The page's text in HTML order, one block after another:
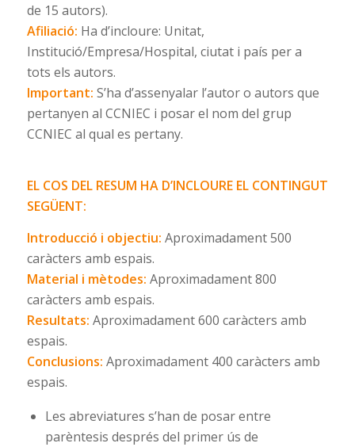
de 15 autors).
Afiliació: Ha d’incloure: Unitat,
Institució/Empresa/Hospital, ciutat i país per a
tots els autors.
Important: S’ha d’assenyalar l’autor o autors que
pertanyen al CCNIEC i posar el nom del grup
CCNIEC al qual es pertany.
EL COS DEL RESUM HA D’INCLOURE EL CONTINGUT
SEGÜENT:
Introducció i objectiu: Aproximadament 500
caràcters amb espais.
Material i mètodes: Aproximadament 800
caràcters amb espais.
Resultats: Aproximadament 600 caràcters amb
espais.
Conclusions: Aproximadament 400 caràcters amb
espais.
Les abreviatures s’han de posar entre
parèntesis després del primer ús de